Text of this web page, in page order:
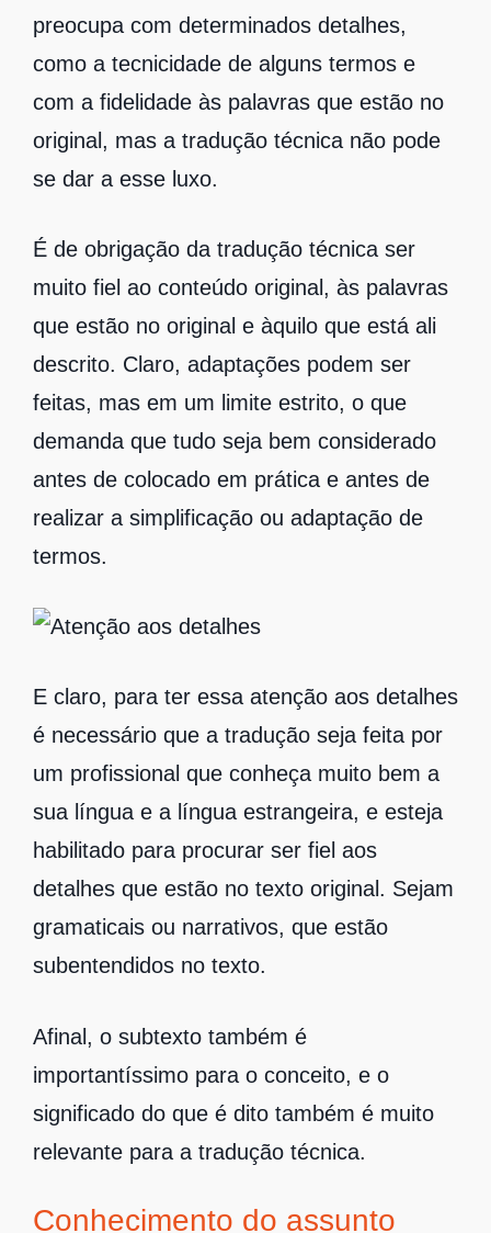
preocupa com determinados detalhes,
como a tecnicidade de alguns termos e
com a fidelidade às palavras que estão no
original, mas a tradução técnica não pode
se dar a esse luxo.
É de obrigação da tradução técnica ser
muito fiel ao conteúdo original, às palavras
que estão no original e àquilo que está ali
descrito. Claro, adaptações podem ser
feitas, mas em um limite estrito, o que
demanda que tudo seja bem considerado
antes de colocado em prática e antes de
realizar a simplificação ou adaptação de
termos.
E claro, para ter essa atenção aos detalhes
é necessário que a tradução seja feita por
um profissional que conheça muito bem a
sua língua e a língua estrangeira, e esteja
habilitado para procurar ser fiel aos
detalhes que estão no texto original. Sejam
gramaticais ou narrativos, que estão
subentendidos no texto.
Afinal, o subtexto também é
importantíssimo para o conceito, e o
significado do que é dito também é muito
relevante para a tradução técnica.
Conhecimento do assunto